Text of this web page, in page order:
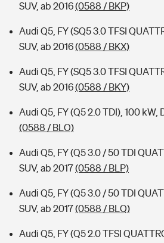
SUV, ab 2016(0588 / BKP)
Audi Q5, FY (SQ5 3.0 TFSI
SUV, ab 2016(0588 / BKX)
Audi Q5, FY (SQ5 3.0 TFSI
SUV, ab 2016(0588 / BKY)
Audi Q5, FY (Q5 2.0 TDI), 100 kW,
(0588 / BLO)
Audi Q5, FY (Q5 3.0 / 50 TDI
SUV, ab 2017(0588 / BLP)
Audi Q5, FY (Q5 3.0 / 50 TDI
SUV, ab 2017(0588 / BLQ)
Audi Q5, FY (Q5 2.0 TFSI